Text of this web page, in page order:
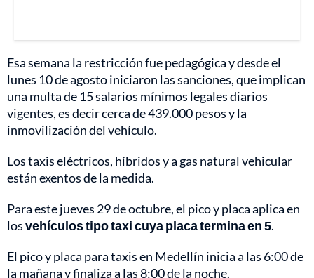
Esa semana la restricción fue pedagógica y desde el
lunes 10 de agosto iniciaron las sanciones, que implican
una multa de 15 salarios mínimos legales diarios
vigentes, es decir cerca de 439.000 pesos y la
inmovilización del vehículo.
Los taxis eléctricos, híbridos y a gas natural vehicular
están exentos de la medida.
Para este jueves 29 de octubre, el pico y placa aplica en
losvehículos tipo taxi cuya placa termina en 5.
El pico y placa para taxis en Medellín inicia a las 6:00 de
la mañana y finaliza a las 8:00 de la noche.